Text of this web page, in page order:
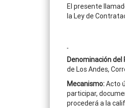
El presente
la Ley de
Denominación del
de Los Andes,
Mecanismo:Acto
participar,
procederá a la